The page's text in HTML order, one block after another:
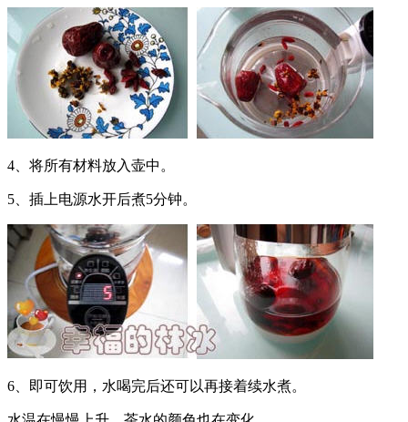
4、将所有材料放入壶中。
5、插上电源水开后煮5分钟。
6、即可饮用，水喝完后还可以再接着续水煮。